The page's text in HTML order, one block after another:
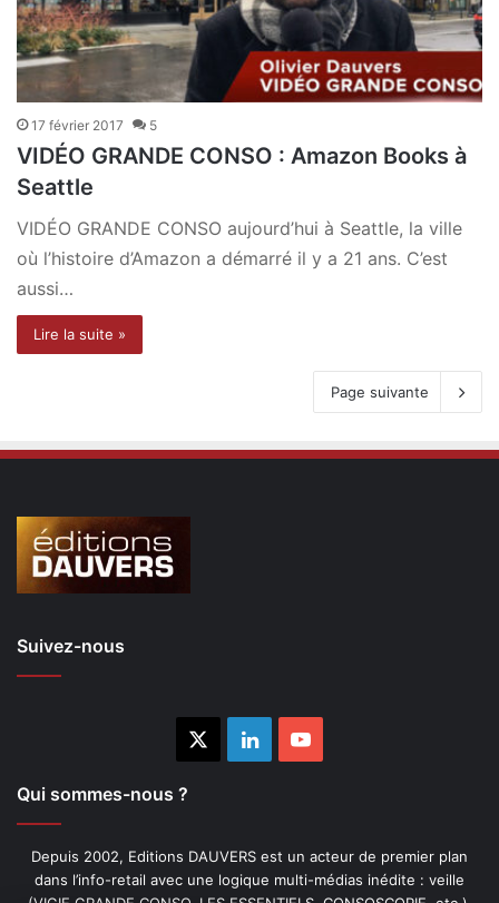
17 février 2017 5
VIDÉO GRANDE CONSO : Amazon Books à
Seattle
VIDÉO GRANDE CONSO aujourd’hui à Seattle, la ville
où l’histoire d’Amazon a démarré il y a 21 ans. C’est
aussi…
Lire la suite »
Page suivante
Suivez-nous
LinkedinYouTube
Qui sommes-nous ?
Depuis 2002, Editions DAUVERS est un acteur de premier plan
dans l’info-retail avec une logique multi-médias inédite : veille